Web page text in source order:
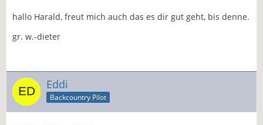
hallo Harald, freut mich auch das es dir gut geht, bis denne.
gr. w.-dieter
Eddi
Backcountry Pilot